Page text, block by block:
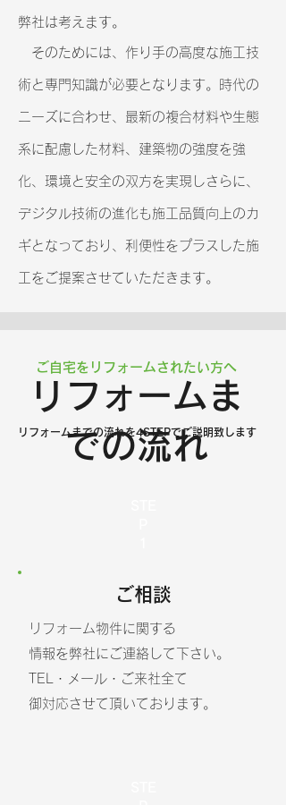
弊社は考えます。
そのためには、作り手の高度な施工技
術と専門知識が必要となります。​時代の
ニーズに合わせ、最新の複合材料や生態
系に配慮した材料、建築物の強度を強
化、環境と安全の双方を実現しさらに、
デジタル技術の進化も施工品質向上のカ
ギとなっており、利便性をプラスした施
工をご提案させていただきます。
リフォームま
での流れ
​ご自宅をリフォームされたい方へ
リフォームまでの流れを4STEPでご説明致します
​ご相談
リフォーム物件に関する
情報を弊社にご連絡して下さい。
TEL・メール・ご来社全て
御対応させて​頂いております。